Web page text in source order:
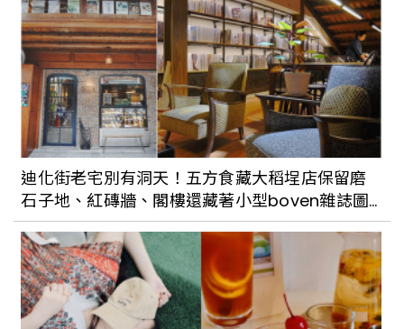
迪化街老宅別有洞天！五方食藏大稻埕店保留磨
石子地、紅磚牆、閣樓還藏著小型boven雜誌圖
書館